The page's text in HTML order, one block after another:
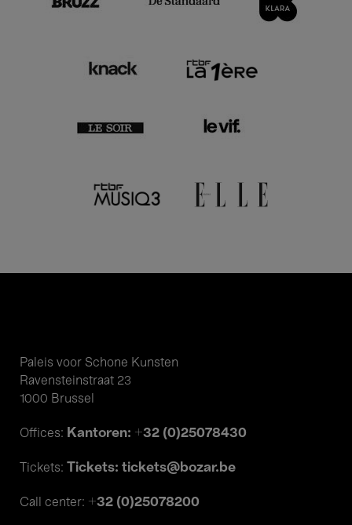
Paleis voor Schone Kunsten
Ravensteinstraat 23
1000 Brussel
Offices: Kantoren: +32 (0)25078430
Tickets: Tickets: tickets@bozar.be
Call center: +32 (0)25078200